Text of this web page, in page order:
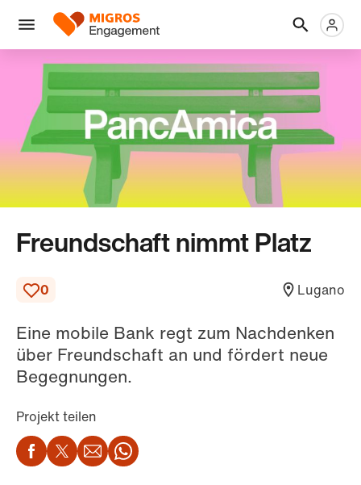
Navigation
überspringen
Menü
Logo
Freundschaft nimmt Platz
0 Lugano
Eine mobile Bank regt zum Nachdenken
über Freundschaft an und fördert neue
Begegnungen.
Projekt teilen
Facebook
Twitter
EmailWhatsApp